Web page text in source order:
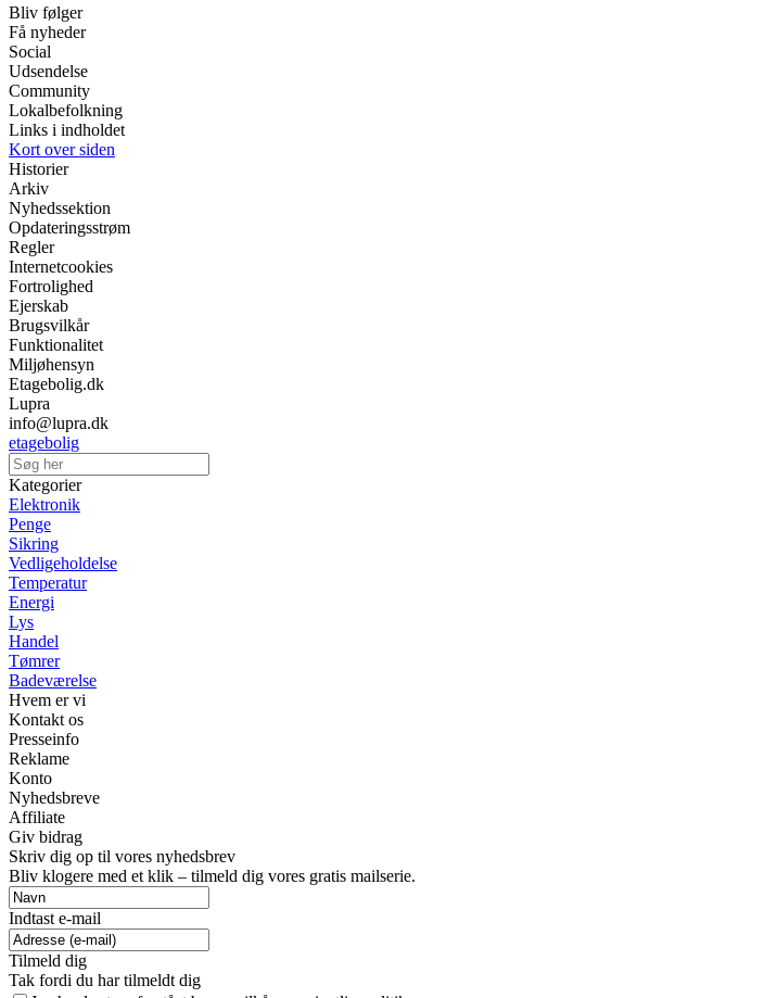
Bliv følger
Få nyheder
Social
Udsendelse
Community
Lokalbefolkning
Links i indholdet
Kort over siden
Historier
Arkiv
Nyhedssektion
Opdateringsstrøm
Regler
Internetcookies
Fortrolighed
Ejerskab
Brugsvilkår
Funktionalitet
Miljøhensyn
Etagebolig.dk
Lupra
info@lupra.dk
etagebolig
Kategorier
Elektronik
Penge
Sikring
Vedligeholdelse
Temperatur
Energi
Lys
Handel
Tømrer
Badeværelse
Hvem er vi
Kontakt os
Presseinfo
Reklame
Konto
Nyhedsbreve
Affiliate
Giv bidrag
Skriv dig op til vores nyhedsbrev
Bliv klogere med et klik – tilmeld dig vores gratis mailserie.
Indtast e-mail
Tilmeld dig
Tak fordi du har tilmeldt dig